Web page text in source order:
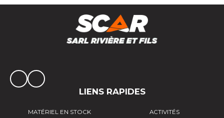
LIENS RAPIDES
MATÉRIEL EN STOCK
ACTIVITÉS